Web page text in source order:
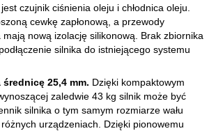
jest czujnik ciśnienia oleju i chłodnica oleju.
cewkę zapłonową, a przewody
nową izolację silikonową. Brak zbiornika
silnika do istniejącego systemu
średnicę 25,4 mm. Dzięki kompaktowym
zaledwie 43 kg silnik może być
silnika o tym samym rozmiarze wału
urządzeniach. Dzięki pionowemu